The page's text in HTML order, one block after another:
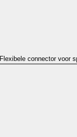
Flexibele connector voor